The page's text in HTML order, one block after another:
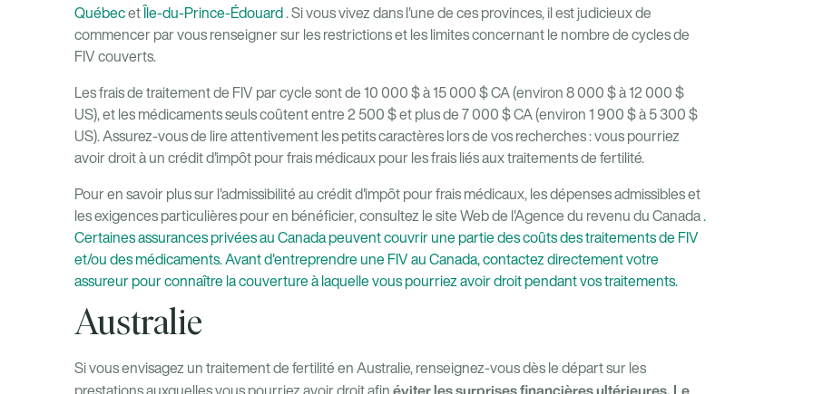
Québecet Île-du-Prince-Édouard . Si vous vivez dans l'une de ces provinces, il est judicieux de
commencer par vous renseigner sur les restrictions et les limites concernant le nombre de cycles de
FIV couverts.
Les frais de traitement de FIV par cycle sont de 10 000 $ à 15 000 $ CA (environ 8 000 $ à 12 000 $
US), et les médicaments seuls coûtent entre 2 500 $ et plus de 7 000 $ CA (environ 1 900 $ à 5 300 $
US). Assurez-vous de lire attentivement les petits caractères lors de vos recherches : vous pourriez
avoir droit à un crédit d'impôt pour frais médicaux pour les frais liés aux traitements de fertilité.
Pour en savoir plus sur l'admissibilité au crédit d'impôt pour frais médicaux, les dépenses admissibles et
les exigences particulières pour en bénéficier, consultez le site Web de l'Agence du revenu du Canada.
Certaines assurances privées au Canada peuvent couvrir une partie des coûts des traitements de FIV
et/ou des médicaments. Avant d'entreprendre une FIV au Canada, contactez directement votre
assureur pour connaître la couverture à laquelle vous pourriez avoir droit pendant vos traitements.
Australie
Si vous envisagez un traitement de fertilité en Australie, renseignez-vous dès le départ sur les
prestations auxquelles vous pourriez avoir droit afin